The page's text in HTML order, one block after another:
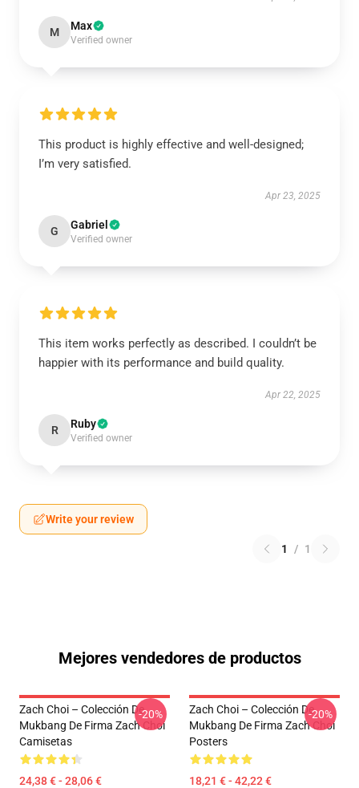
M Max
Verified owner
This product is highly effective and well-designed;
I’m very satisfied.
Apr 23, 2025
G Gabriel
Verified owner
This item works perfectly as described. I couldn’t be
happier with its performance and build quality.
Apr 22, 2025
R Ruby
Verified owner
Write your review
1 / 1
Mejores vendedores de productos
Zach Choi – Colección De
Mukbang De Firma Zach Choi
Camisetas
24,38 € - 28,06 €
-20%
Zach Choi – Colección De
Mukbang De Firma Zach Choi
Posters
18,21 € - 42,22 €
-20%